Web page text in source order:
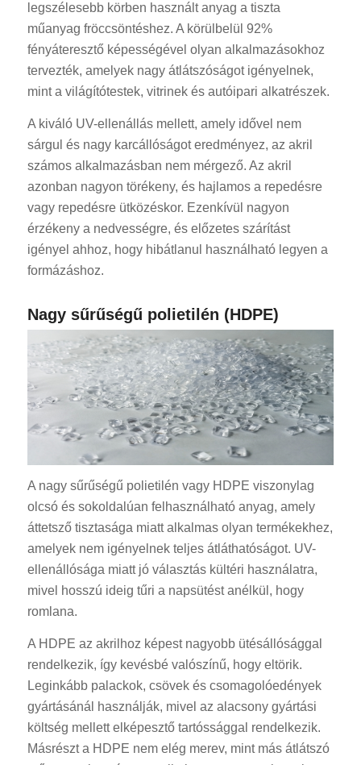
legszélesebb körben használt anyag a tiszta
műanyag fröccsöntéshez. A körülbelül 92%
fényáteresztő képességével olyan alkalmazásokhoz
tervezték, amelyek nagy átlátszóságot igényelnek,
mint a világítótestek, vitrinek és autóipari alkatrészek.
A kiváló UV-ellenállás mellett, amely idővel nem
sárgul és nagy karcállóságot eredményez, az akril
számos alkalmazásban nem mérgező. Az akril
azonban nagyon törékeny, és hajlamos a repedésre
vagy repedésre ütközéskor. Ezenkívül nagyon
érzékeny a nedvességre, és előzetes szárítást
igényel ahhoz, hogy hibátlanul használható legyen a
formázáshoz.
Nagy sűrűségű polietilén (HDPE)
A nagy sűrűségű polietilén vagy HDPE viszonylag
olcsó és sokoldalúan felhasználható anyag, amely
áttetsző tisztasága miatt alkalmas olyan termékekhez,
amelyek nem igényelnek teljes átláthatóságot. UV-
ellenállósága miatt jó választás kültéri használatra,
mivel hosszú ideig tűri a napsütést anélkül, hogy
romlana.
A HDPE az akrilhoz képest nagyobb ütésállósággal
rendelkezik, így kevésbé valószínű, hogy eltörik.
Leginkább palackok, csövek és csomagolóedények
gyártásánál használják, mivel az alacsony gyártási
költség mellett elképesztő tartóssággal rendelkezik.
Másrészt a HDPE nem elég merev, mint más átlátszó